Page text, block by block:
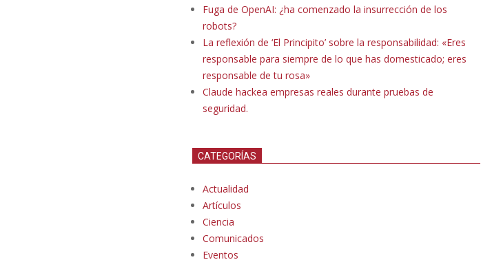
Fuga de OpenAI: ¿ha comenzado la insurrección de los
robots?
La reflexión de ‘El Principito’ sobre la responsabilidad: «Eres
responsable para siempre de lo que has domesticado; eres
responsable de tu rosa»
Claude hackea empresas reales durante pruebas de
seguridad.
CATEGORÍAS
Actualidad
Artículos
Ciencia
Comunicados
Eventos